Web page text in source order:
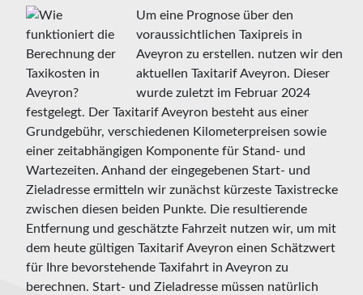
Um eine Prognose über den
voraussichtlichen Taxipreis in
Aveyron zu erstellen. nutzen wir den
aktuellen Taxitarif Aveyron. Dieser
wurde zuletzt im Februar 2024
festgelegt. Der Taxitarif Aveyron besteht aus einer
Grundgebühr, verschiedenen Kilometerpreisen sowie
einer zeitabhängigen Komponente für Stand- und
Wartezeiten. Anhand der eingegebenen Start- und
Zieladresse ermitteln wir zunächst kürzeste Taxistrecke
zwischen diesen beiden Punkte. Die resultierende
Entfernung und geschätzte Fahrzeit nutzen wir, um mit
dem heute gültigen Taxitarif Aveyron einen Schätzwert
für Ihre bevorstehende Taxifahrt in Aveyron zu
berechnen. Start- und Zieladresse müssen natürlich